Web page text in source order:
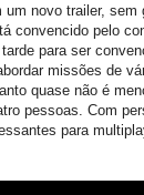
novo trailer, sem
convencido pelo
para ser
missões de
quase não é
pessoas. Com
para